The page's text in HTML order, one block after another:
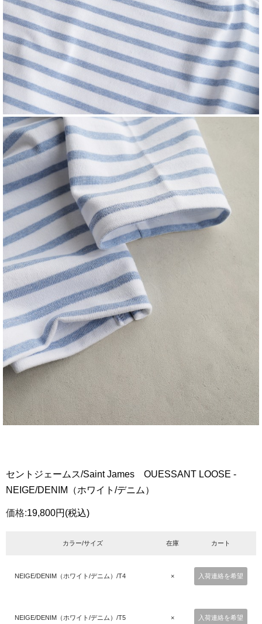
セントジェームス/Saint James OUESSANT LOOSE -
NEIGE/DENIM（ホワイト/デニム）
価格:19,800円 (税込)
カラー/サイズ 在庫 カート
NEIGE/DENIM（ホワイト/デニム）/T4 × 入荷連絡を希望
NEIGE/DENIM（ホワイト/デニム）/T5 × 入荷連絡を希望